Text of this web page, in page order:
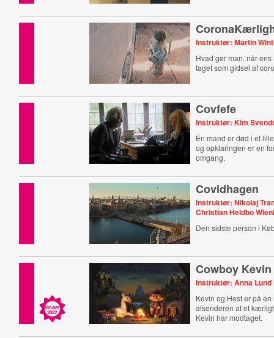
Instruktør: Martin
Hvad gør man, når
taget som gidsel af
Covfefe
Instruktør: Kim
En mand er død i et
og opklaringen er en
omgang.
Covidhagen
Instruktør: Nikolaj
Christian Heldbo
Den sidste person i
Vinder
2022
Cowboy Kevin
Instruktør: Anna Lund
Kevin og Hest er på
afsenderen af et
Kevin har modtaget.